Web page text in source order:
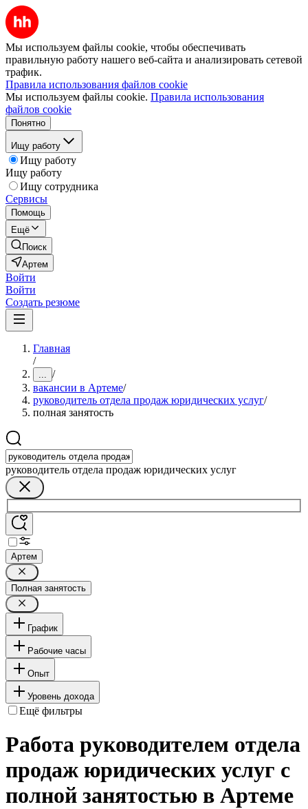
Мы используем файлы cookie, чтобы обеспечивать
правильную работу нашего веб-сайта и анализировать сетевой
трафик.
Правила использования файлов cookie
Мы используем файлы cookie. Правила использования
файлов cookie
Понятно
Ищу работу
Ищу работу
Ищу работу
Ищу сотрудника
Сервисы
Помощь
Ещё
Поиск
Артем
Войти
Войти
Создать резюме
Главная
/
... /
вакансии в Артеме/
руководитель отдела продаж юридических услуг/
полная занятость
руководитель отдела продаж юридических услуг
Артем
Полная занятость
График
Рабочие часы
Опыт
Уровень дохода
Ещё фильтры
Работа руководителем отдела
продаж юридических услуг с
полной занятостью в Артеме